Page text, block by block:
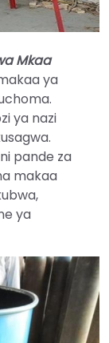
Mkaa
ya
ya nazi
pande za
makaa
ya